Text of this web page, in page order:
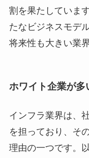
割を果たしていま
たなビジネスモデ
将来性も大きい業界
ホワイト企業が多
インフラ業界は、
を担っており、そ
理由の一つです。